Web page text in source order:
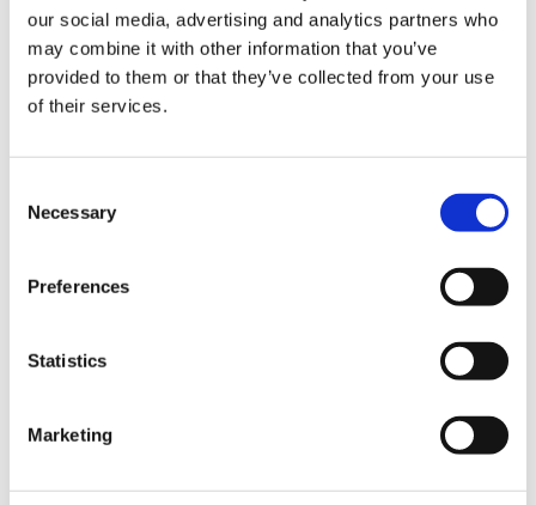
our social media, advertising and analytics partners who
may combine it with other information that you’ve
provided to them or that they’ve collected from your use
of their services.
Necessary
Preferences
Statistics
Marketing
関東
東京
2021-10-08